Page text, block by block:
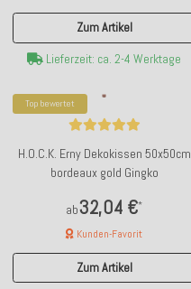
Zum Artikel
Lieferzeit: ca. 2-4 Werktage
Top bewertet
H.O.C.K. Erny Dekokissen 50x50cm
bordeaux gold Gingko
ab32,04 €*
Kunden-Favorit
Zum Artikel